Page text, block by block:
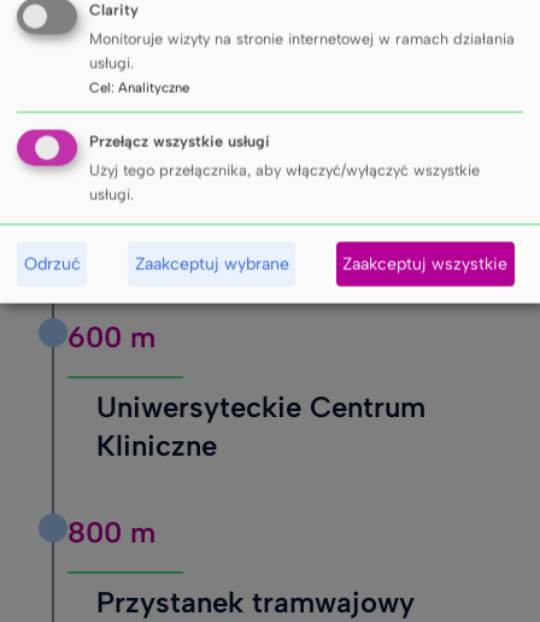
300 m
Parking strzeżony
500 m
Sklep spożywczy
600 m
Uniwersyteckie Centrum
Kliniczne
800 m
Przystanek tramwajowy
Clarity
Monitoruje wizyty na stronie internetowej w ramach działania
usługi.
Cel: Analityczne
Przełącz wszystkie usługi
Użyj tego przełącznika, aby włączyć/wyłączyć wszystkie
usługi.
Odrzuć Zaakceptuj wybrane Zaakceptuj wszystkie